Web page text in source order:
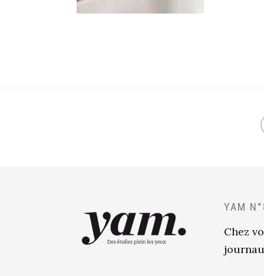
YAM
Chez